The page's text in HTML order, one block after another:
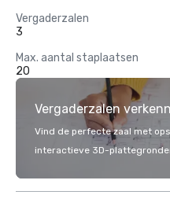
Vergaderzalen
3
Max. aantal staplaatsen
20
Vergaderzalen
Vind de perfecte zaal met
interactieve 3D-